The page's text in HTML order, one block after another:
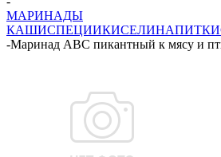
МАРИНАДЫ
КАШИСПЕЦИИКИСЕЛИНАПИТКИ
-Маринад АВС пикантный к мясу и